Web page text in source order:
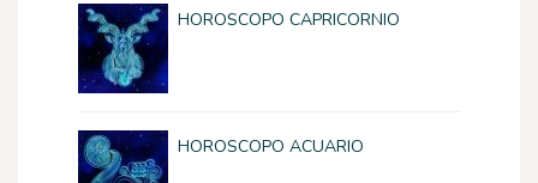
HOROSCOPO CAPRICORNIO
HOROSCOPO ACUARIO